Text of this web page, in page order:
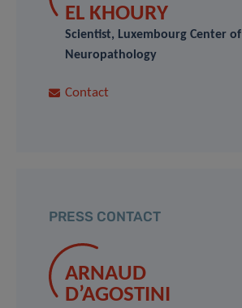
EL KHOURY
Scientist, Luxembourg Center of
Neuropathology
Contact
PRESS CONTACT
ARNAUD
D’AGOSTINI